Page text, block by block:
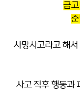
금
사망사고라고 해
사고 직후 행동과